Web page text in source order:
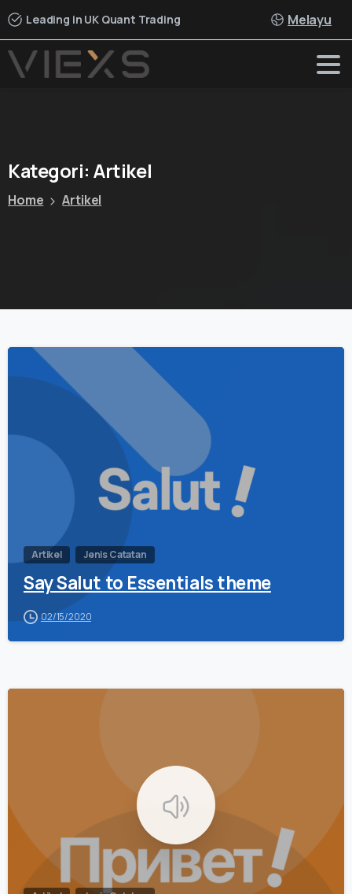
Leading in UK Quant Trading Melayu
Kategori: Artikel
Home Artikel
Artikel Jenis Catatan
Say Salut to Essentials theme
02/15/2020